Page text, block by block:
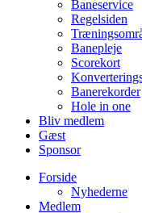
Baneservice
Regelsiden
Banepleje
Scorekort
Banerekorder
Hole in one
Bliv medlem
Gæst
Sponsor
Forside
Nyhederne
Medlem